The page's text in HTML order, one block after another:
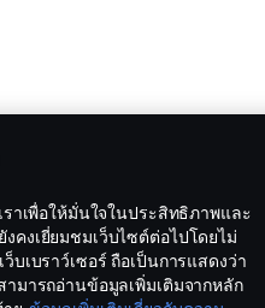
าเพื่อให้มั่นใจในประสิทธิภาพและ
งเยี่ยมชมเว็บไซต์ต่อไปโดยไม่
บเบราว์เซอร์ ถือเป็นการแสดงว่า
มารถอ่านข้อมูลเพิ่มเติมจากหลัก